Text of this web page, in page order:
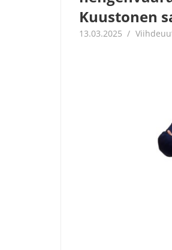
Kuustonen
13.03.2025 Juha